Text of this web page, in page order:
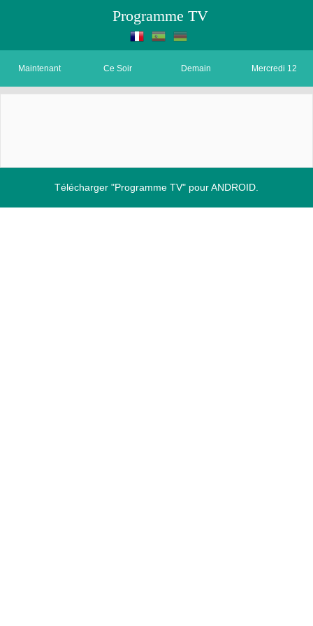
Programme TV
Maintenant Ce Soir Demain Mercredi 12
Télécharger "Programme TV" pour ANDROID.